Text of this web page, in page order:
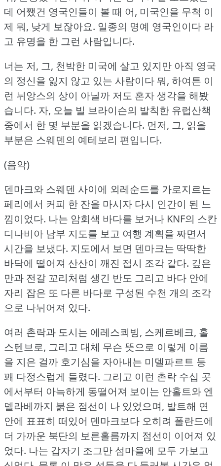
데 어쨌건 영국인들이 볼 때 어, 미국인을 무척 이
제 뭐, 낮게 보잖아요. 일종의 명예 영국인이다 라
고 유명을 한 그런 사람입니다.
너는 저, 그, 천박한 미국에 살고 있지만 아직 영국
의 정신을 잃지 않고 있는 사람이다 뭐, 하여튼 이
런 뉘앙스의 상이 아닐까 저도 혼자 생각을 해봤
습니다. 자, 오늘 빌 브라이슨의 발칙한 유럽산책
중에서 한 몇 부분을 읽겠습니다. 먼저, 그, 읽을
부분은 스웨덴의 예테보리 편입니다.
(음악)
덴마크와 스웨덴 사이에 외레순드를 가로지르는
페리에서 커피 한 잔을 마시자 다시 인간이 된 느
낌이었다. 나는 암회색 바다를 보거나 KNF의 스칸
디나비아 남부 지도를 보고 여행 계획을 짜면서
시간을 보냈다. 지도에서 보면 덴마크는 딱딱한
바닥에 떨어져 산산이 깨진 접시 조각 같다. 깊은
만과 전갈 꼬리처럼 생긴 반도 그리고 바다 안에
자리 잡은 또 다른 바다로 구성된 수천 개의 조각
으로 나뉘어져 있다.
여러 촌락과 도시는 에레스쾨빙, 스케르베크, 홀
스텐브로, 그리고 대체 무슨 뜻으로 이렇게 이름
을 지은 걸까 호기심을 자아내는 미델파르트 등
꽤 다정스럽게 들렸다. 그리고 이런 촌락 수십 곳
에서부터 아늑하게 동떨어져 보이는 안홀트와 엔
델라베까지 붉은 점선이 나 있었으며, 발트해 연
안에 표표히 떠있어 덴마크보다 오히려 폴란드에
더 가까운 북단의 보른홀름까지 점선이 이어져 있
었다. 나는 갑자기 조그만 섬마을에 모두 가보고